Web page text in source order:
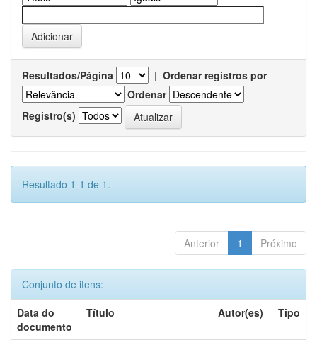
Resultados/Página | Ordenar registros por
Ordenar
Registro(s)
Resultado 1-1 de 1.
Anterior 1 Próximo
Conjunto de itens:
Data do
documento
Título Autor(es) Tipo